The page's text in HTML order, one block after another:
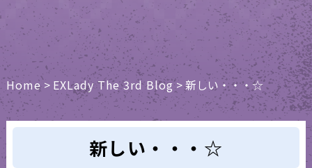
Home> EXLady The 3rd Blog>新しい・・・☆
新しい・・・☆